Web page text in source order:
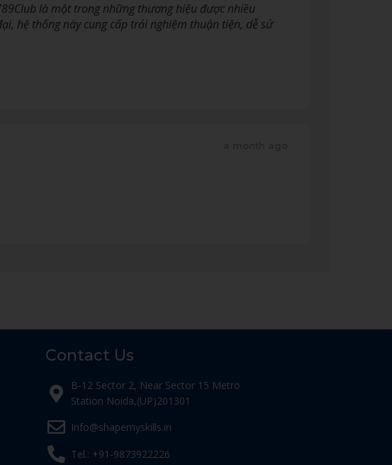
là một trong những thương hiệu được nhiều
hệ thống này cung cấp trải nghiệm thuận tiện, dễ sử
Contact Us
B-12 Sector 2, Near Sector 15 Metro
Station Noida,(UP)201301
Info@shapemyskills.in
Tel.: +91-9873922226